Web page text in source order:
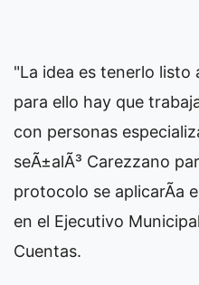
"La idea es tenerlo
para ello hay que
con personas
seÃ±alÃ³ Carezzano
protocolo se aplicarÃ­a
en el Ejecutivo
Cuentas.